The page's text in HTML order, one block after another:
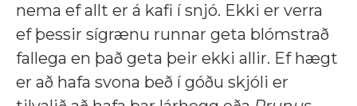
nema ef allt er á kafi í snjó. Ekki er verra
ef þessir sígrænu runnar geta blómstrað
fallega en það geta þeir ekki allir. Ef hægt
er að hafa svona beð í góðu skjóli er